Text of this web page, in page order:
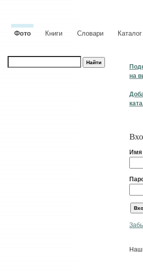
Фото Книги Словари
на
Имя